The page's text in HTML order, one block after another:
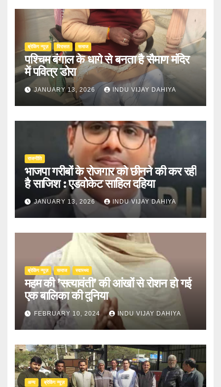
ब्रेकिंग न्यूज़ ‍‍विरासत समाज
पश्चिम बंगाल के धागे से बनता है सैमाण मंदिर
में पवित्र डोरा
JANUARY 13, 2026 INDU VIJAY DAHIYA
राजनीति
भाजपा गरीबों के रोजगार को छीनने की कर रही
है साजिश : एडवोकेट साहिल दहिया
JANUARY 13, 2026 INDU VIJAY DAHIYA
ब्रेकिंग न्यूज़ समाज स्वास्थ्य
महम की ’सत्यावंती’ की आंखों से रोशन हो गई
एक बालिका की दुनिया
FEBRUARY 10, 2024 INDU VIJAY DAHIYA
अन्य ब्रेकिंग न्यूज़